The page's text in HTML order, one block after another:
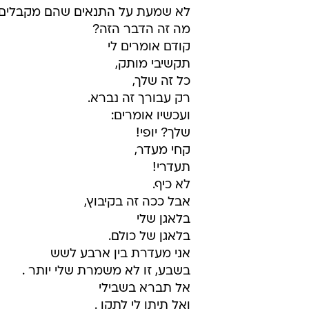
לא שמעת על התנאים שהם
מה זה הדבר הזה?
קודם אומרים לי
תקשיבי מותק,
כל זה שלך,
רק עבורך זה נברא.
ועכשיו אומרים:
שלך? יופי!
קחי מעדר,
תעדרי!
לא כיף.
אבל ככה זה בקיבוץ,
בלאגן שלי
בלאגן של כולם.
אני מעדרת בין ארבע לשש
בשבע, זו לא משמרת שלי יותר .
אל תברא בשבילי
ואל תיתן לי לתקן .